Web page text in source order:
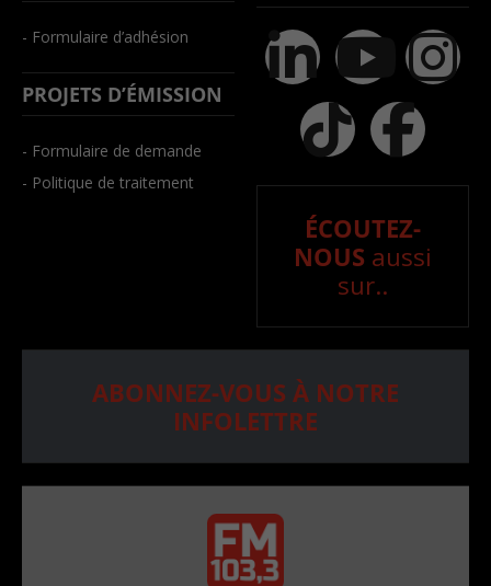
- Formulaire d’adhésion
PROJETS D’ÉMISSION
- Formulaire de demande
- Politique de traitement
ÉCOUTEZ-
NOUS aussi
sur..
ABONNEZ-VOUS À NOTRE
INFOLETTRE